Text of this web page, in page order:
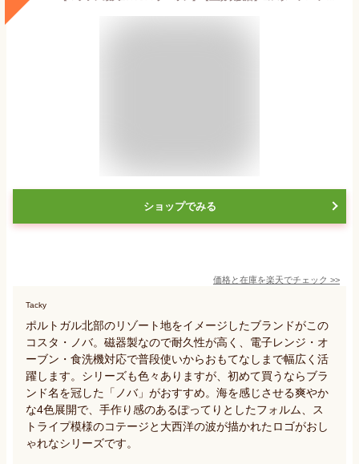
ショップでみる
価格と在庫を楽天でチェック >>
Tacky
ポルトガル北部のリゾート地をイメージしたブランドがこの
コスタ・ノバ。磁器製なので耐久性が高く、電子レンジ・オ
ーブン・食洗機対応で普段使いからおもてなしまで幅広く活
躍します。シリーズも色々ありますが、初めて買うならブラ
ンド名を冠した「ノバ」がおすすめ。海を感じさせる爽やか
な4色展開で、手作り感のあるぽってりとしたフォルム、ス
トライプ模様のコテージと大西洋の波が描かれたロゴがおし
ゃれなシリーズです。